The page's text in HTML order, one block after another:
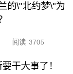
的\"北约梦\"为
阅读 3705
干大事了！